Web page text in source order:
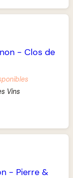
- Clos de
Vins
- Pierre &